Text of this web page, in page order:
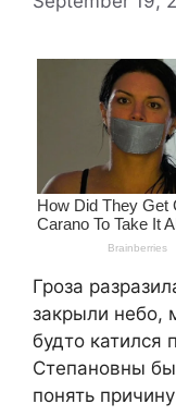
Гроза
закрыли небо,
будто катился
Степановны
понять